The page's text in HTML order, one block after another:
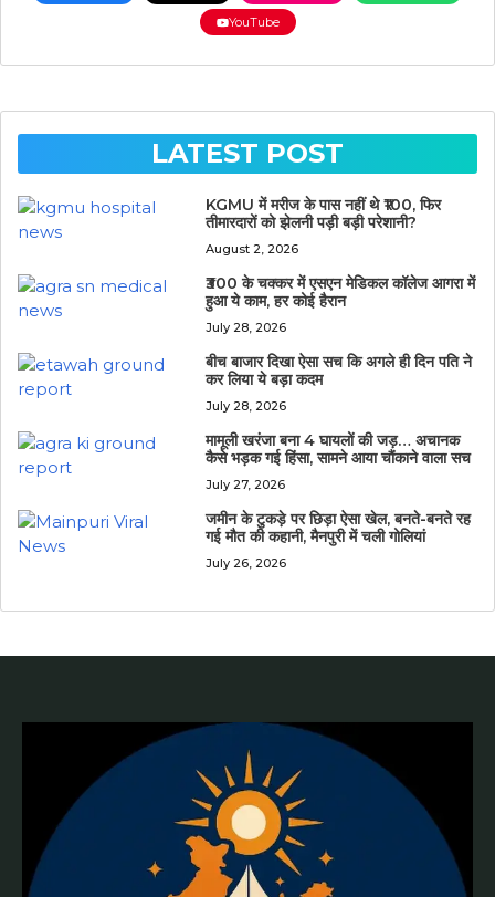
YouTube
LATEST POST
KGMU में मरीज के पास नहीं थे ₹100, फिर
तीमारदारों को झेलनी पड़ी बड़ी परेशानी?
August 2, 2026
₹300 के चक्कर में एसएन मेडिकल कॉलेज आगरा में
हुआ ये काम, हर कोई हैरान
July 28, 2026
बीच बाजार दिखा ऐसा सच कि अगले ही दिन पति ने
कर लिया ये बड़ा कदम
July 28, 2026
मामूली खरंजा बना 4 घायलों की जड़… अचानक
कैसे भड़क गई हिंसा, सामने आया चौंकाने वाला सच
July 27, 2026
जमीन के टुकड़े पर छिड़ा ऐसा खेल, बनते-बनते रह
गई मौत की कहानी, मैनपुरी में चली गोलियां
July 26, 2026